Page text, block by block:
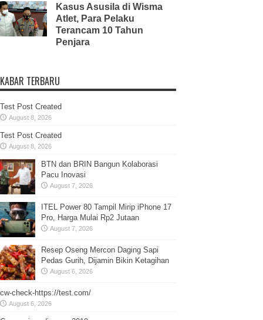
Kasus Asusila di Wisma
Atlet, Para Pelaku
Terancam 10 Tahun
Penjara
KABAR TERBARU
Test Post Created
August 8, 2026
Test Post Created
August 8, 2026
BTN dan BRIN Bangun Kolaborasi
Pacu Inovasi
August 7, 2026
ITEL Power 80 Tampil Mirip iPhone 17
Pro, Harga Mulai Rp2 Jutaan
August 7, 2026
Resep Oseng Mercon Daging Sapi
Pedas Gurih, Dijamin Bikin Ketagihan
August 6, 2026
cw-check-https://test.com/
August 6, 2026